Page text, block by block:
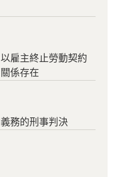
雇主終止勞動契約
係存在
務的刑事判決